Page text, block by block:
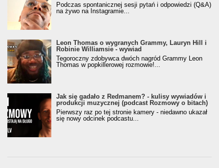
Podczas spontanicznej sesji pytań i odpowiedzi (Q&A)
na żywo na Instagramie...
Leon Thomas o wygranych Grammy, Lauryn Hill i
Robinie Williamsie - wywiad
Tegoroczny zdobywca dwóch nagród Grammy Leon
Thomas w popkillerowej rozmowie!...
Jak się gadało z Redmanem? - kulisy wywiadów i
produkcji muzycznej (podcast Rozmowy o bitach)
Pierwszy raz po tej stronie kamery - niedawno ukazał
się nowy odcinek podcastu...